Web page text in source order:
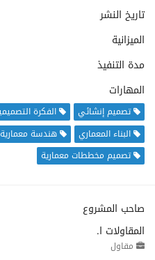
تاريخ النشر
الميزانية
مدة التنفيذ
المهارات
تصميم إنشائي الفكرة
البناء المعماري
هندسة معمارية
تصميم مخططات معمارية
صاحب المشروع
المقاولات ا.
مقاول